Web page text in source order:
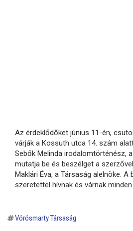
Az érdeklődőket június 11-én,
várják a Kossuth utca 14. szám
Sebők Melinda irodalomtörténész,
mutatja be és beszélget a
Maklári Éva, a Társaság alelnöke. A
szeretettel hívnak és várnak
Vörösmarty Társaság